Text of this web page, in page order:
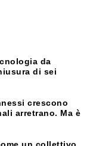
da
di sei
crescono
arretrano. Ma è